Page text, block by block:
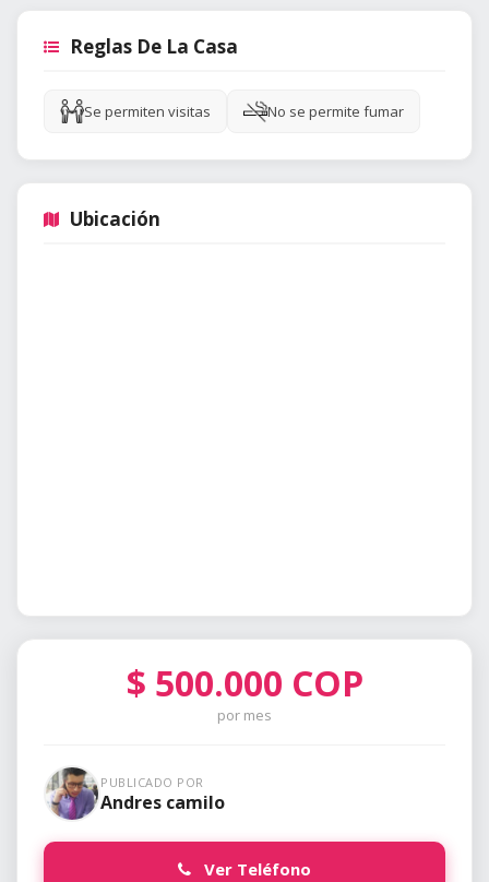
Reglas De La Casa
Se permiten visitas No se permite fumar
Ubicación
$ 500.000 COP
por mes
PUBLICADO POR
Andres camilo
Ver Teléfono